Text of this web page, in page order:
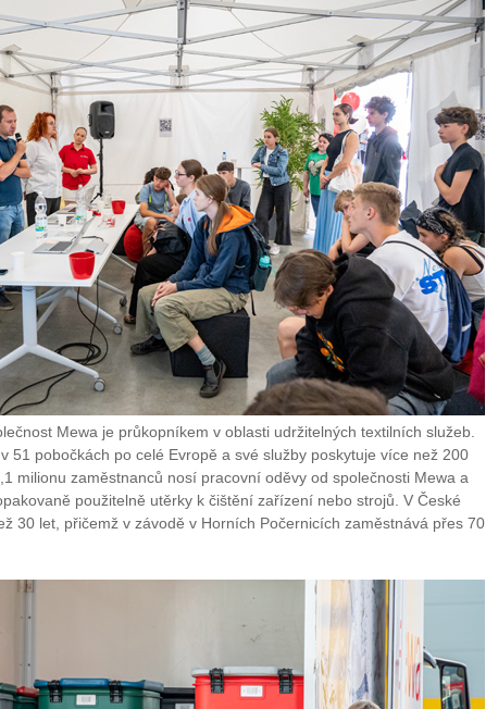
Mewa je průkopníkem v oblasti udržitelných textilních služeb.
51 pobočkách po celé Evropě a své služby poskytuje více než 200
milionu zaměstnanců nosí pracovní oděvy od společnosti Mewa a
použitelně utěrky k čištění zařízení nebo strojů. V České
30 let, přičemž v závodě v Horních Počernicích zaměstnává přes 70